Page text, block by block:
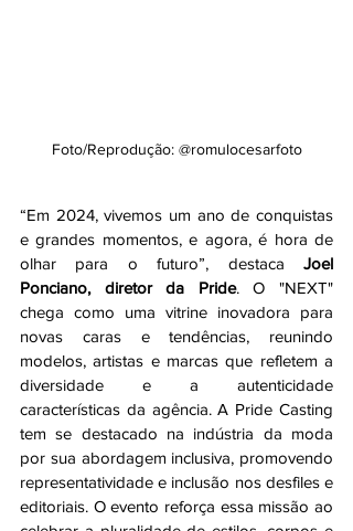
Foto/Reprodução: @romulocesarfoto
“Em 2024, vivemos um ano de conquistas
e grandes momentos, e agora, é hora de
olhar para o futuro”, destaca Joel
Ponciano, diretor da Pride. O "NEXT"
chega como uma vitrine inovadora para
novas caras e tendências, reunindo
modelos, artistas e marcas que refletem a
diversidade e a autenticidade
características da agência. A Pride Casting
tem se destacado na indústria da moda
por sua abordagem inclusiva, promovendo
representatividade e inclusão nos desfiles e
editoriais. O evento reforça essa missão ao